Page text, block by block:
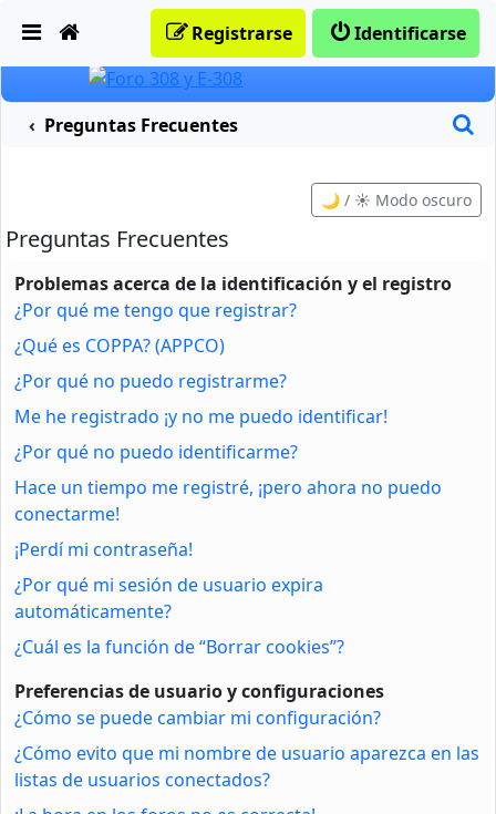
Identificarse
Registrarse
Preguntas Frecuentes
🌙 / ☀️ Modo oscuro
Preguntas Frecuentes
Problemas acerca de la identificación y el registro
¿Por qué me tengo que registrar?
¿Qué es COPPA? (APPCO)
¿Por qué no puedo registrarme?
Me he registrado ¡y no me puedo identificar!
¿Por qué no puedo identificarme?
Hace un tiempo me registré, ¡pero ahora no puedo
conectarme!
¡Perdí mi contraseña!
¿Por qué mi sesión de usuario expira
automáticamente?
¿Cuál es la función de “Borrar cookies”?
Preferencias de usuario y configuraciones
¿Cómo se puede cambiar mi configuración?
¿Cómo evito que mi nombre de usuario aparezca en las
listas de usuarios conectados?